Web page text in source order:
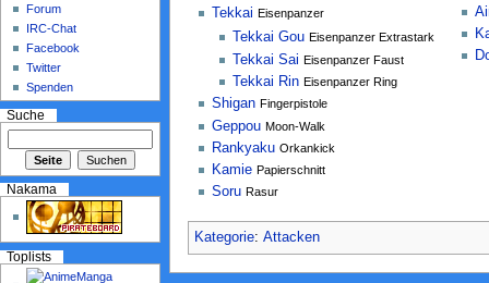
Tekkai Eisenpanzer
Tekkai Gou Eisenpanzer Extrastark
Tekkai Sai Eisenpanzer Faust
Tekkai Rin Eisenpanzer Ring
Shigan Fingerpistole
Geppou Moon-Walk
Rankyaku Orkankick
Kamie Papierschnitt
Soru Rasur
Kategorie: Attacken
Forum
IRC-Chat
Facebook
Twitter
Spenden
Suche
Nakama
Toplists